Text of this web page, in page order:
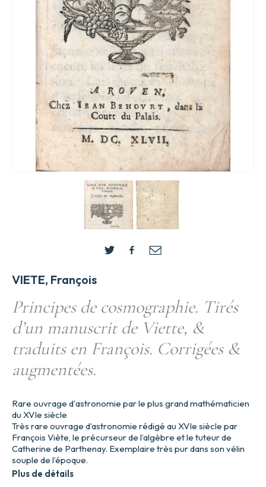
VIETE, François
Principes de cosmographie. Tirés
d’un manuscrit de Viette, &
traduits en François. Corrigées &
augmentées.
Rare ouvrage d'astronomie par le plus grand mathématicien
du XVIe siècle
Très rare ouvrage d’astronomie rédigé au XVIe siècle par
François Viète, le précurseur de l’algèbre et le tuteur de
Catherine de Parthenay. Exemplaire très pur dans son vélin
souple de l’époque.
Plus de détails